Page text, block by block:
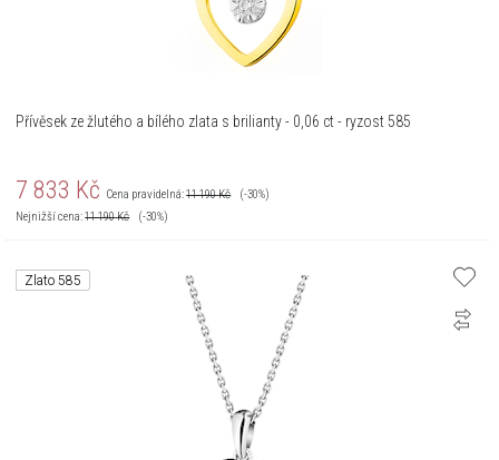
Přívěsek ze žlutého a bílého zlata s brilianty - 0,06 ct - ryzost 585
7 833 Kč Cena pravidelná:11 190Kč
(-30%)
Nejnižší cena:11 190Kč (-30%)
Zlato 585